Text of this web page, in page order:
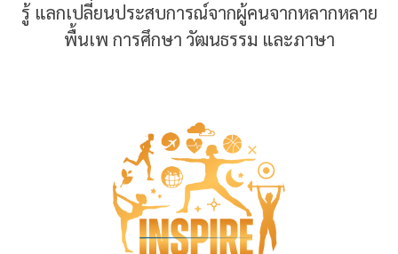
รู้ แลกเปลี่ยนประสบการณ์จากผู้คนจากหลากหลาย
พื้นเพ การศึกษา วัฒนธรรม และภาษา